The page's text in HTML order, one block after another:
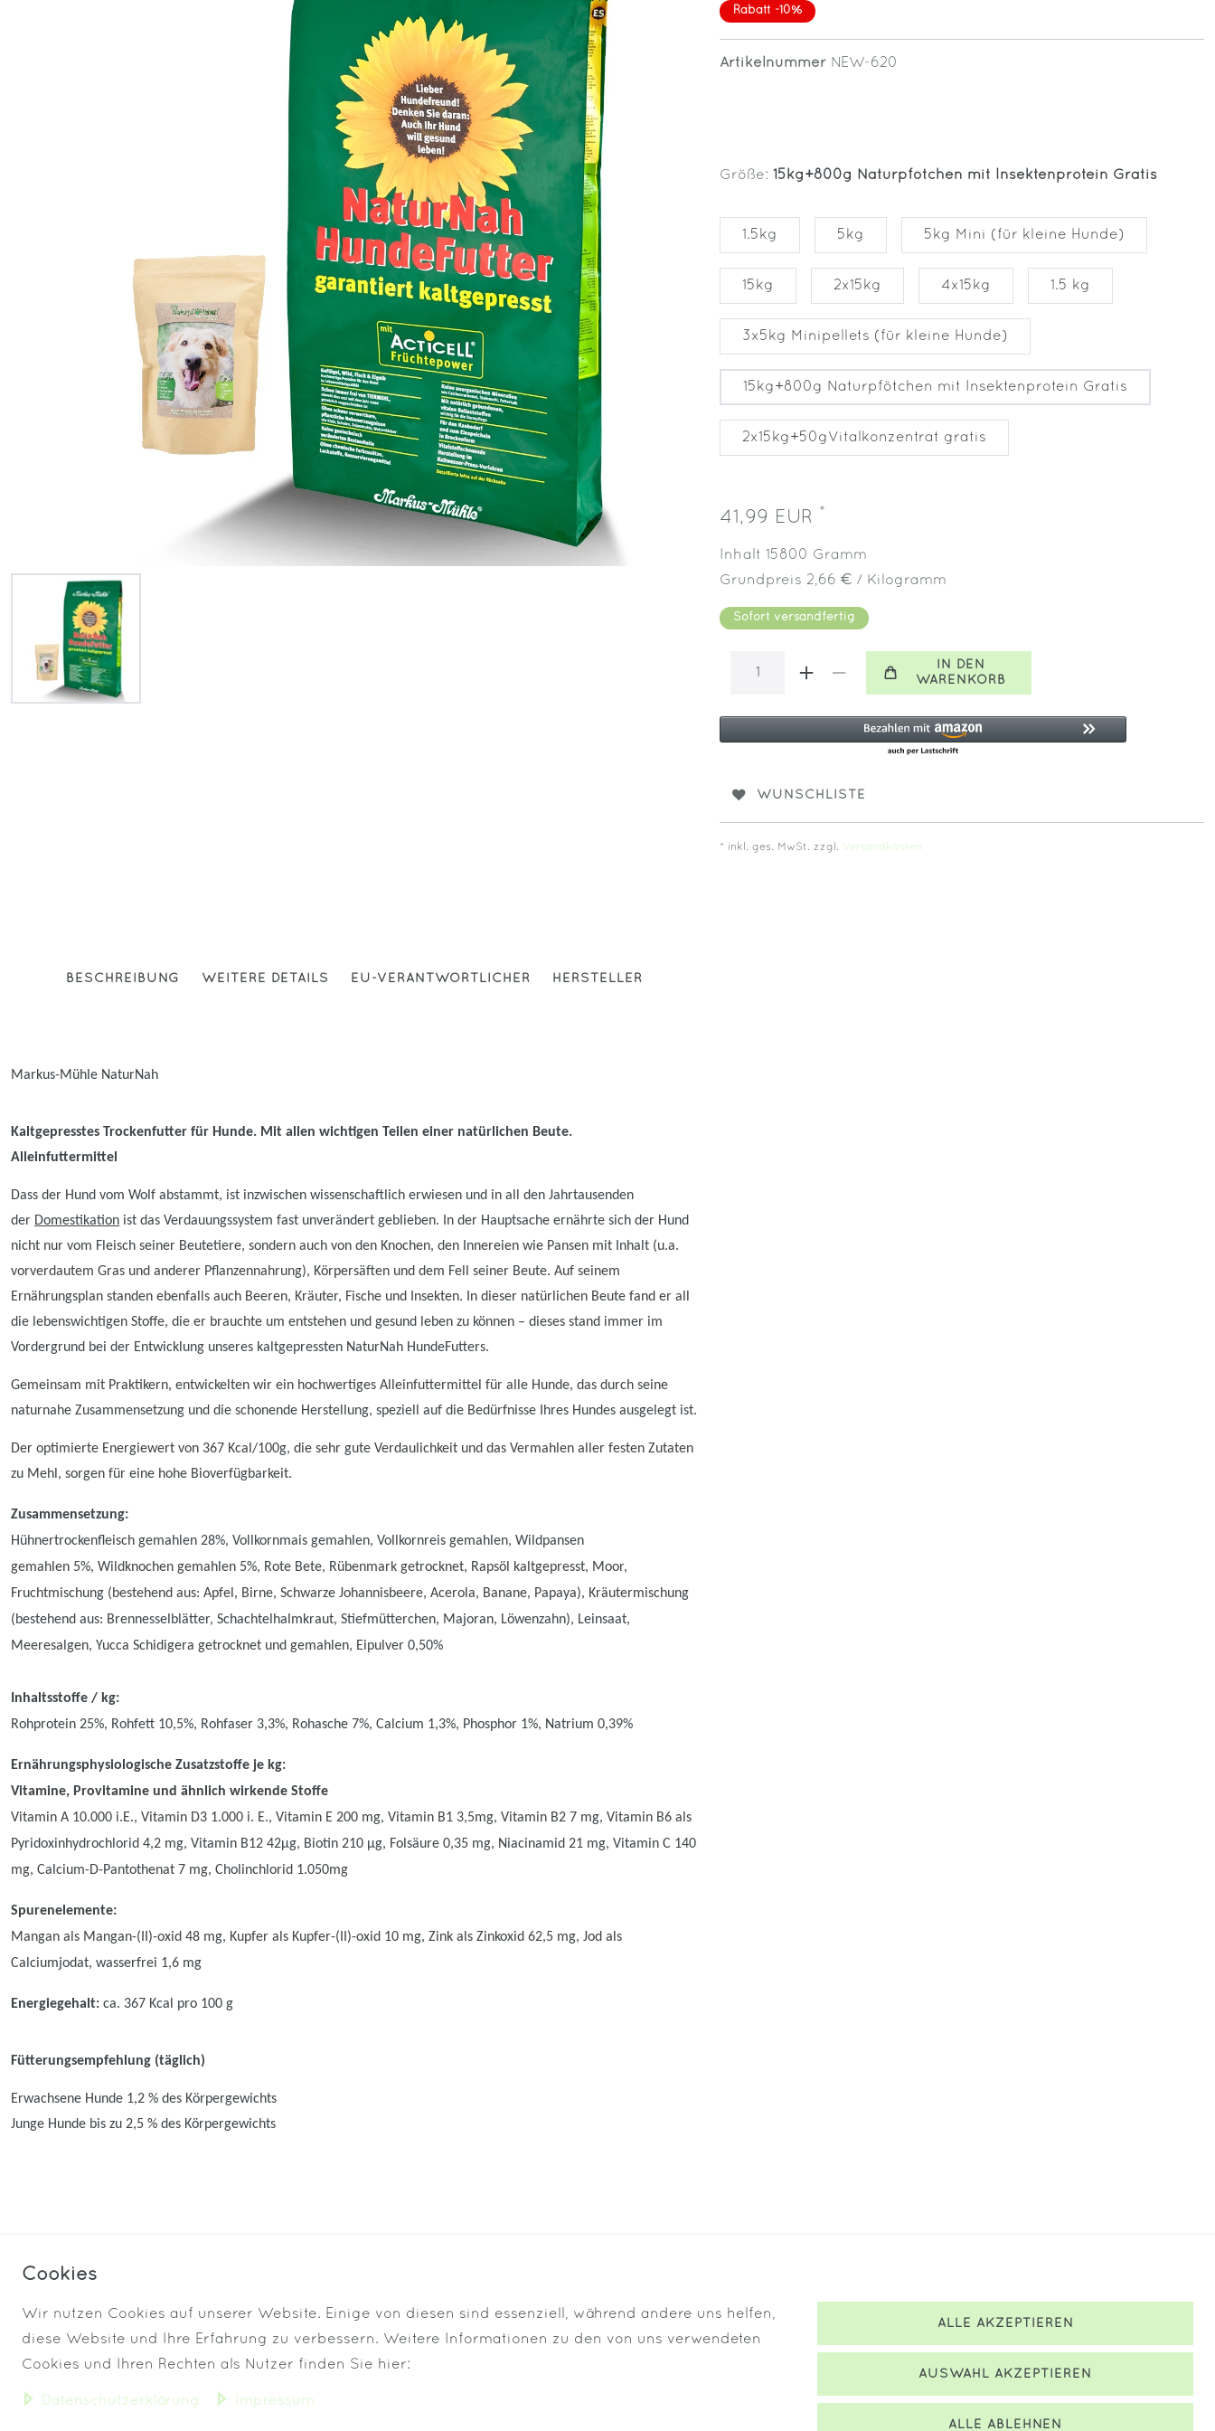
Rabatt -10%
Artikelnummer NEW-620
Größe: 15kg+800g Naturpfötchen mit Insektenprotein Gratis
1.5kg 5kg 5kg Mini (für kleine Hunde)
15kg 2x15kg 4x15kg 1.5 kg
3x5kg Minipellets (für kleine Hunde)
15kg+800g Naturpfötchen mit Insektenprotein Gratis
2x15kg+50gVitalkonzentrat gratis
41,99 EUR *
Inhalt 15800 Gramm
Grundpreis 2,66 € / Kilogramm
Sofort versandfertig
IN DEN
WARENKORB
WUNSCHLISTE
* inkl. ges. MwSt. zzgl. Versandkosten
BESCHREIBUNG WEITERE DETAILS EU-VERANTWORTLICHER HERSTELLER
Markus-Mühle NaturNah
Kaltgepresstes Trockenfutter für Hunde. Mit allen wichtigen Teilen einer natürlichen Beute.
Alleinfuttermittel
Dass der Hund vom Wolf abstammt, ist inzwischen wissenschaftlich erwiesen und in all den Jahrtausenden
der Domestikation ist das Verdauungssystem fast unverändert geblieben. In der Hauptsache ernährte sich der Hund
nicht nur vom Fleisch seiner Beutetiere, sondern auch von den Knochen, den Innereien wie Pansen mit Inhalt (u.a.
vorverdautem Gras und anderer Pflanzennahrung), Körpersäften und dem Fell seiner Beute. Auf seinem
Ernährungsplan standen ebenfalls auch Beeren, Kräuter, Fische und Insekten. In dieser natürlichen Beute fand er all
die lebenswichtigen Stoffe, die er brauchte um entstehen und gesund leben zu können – dieses stand immer im
Vordergrund bei der Entwicklung unseres kaltgepressten NaturNah HundeFutters.
Gemeinsam mit Praktikern, entwickelten wir ein hochwertiges Alleinfuttermittel für alle Hunde, das durch seine
naturnahe Zusammensetzung und die schonende Herstellung, speziell auf die Bedürfnisse Ihres Hundes ausgelegt ist.
Der optimierte Energiewert von 367 Kcal/100g, die sehr gute Verdaulichkeit und das Vermahlen aller festen Zutaten
zu Mehl, sorgen für eine hohe Bioverfügbarkeit.
Zusammensetzung:
Hühnertrockenfleisch gemahlen 28%, Vollkornmais gemahlen, Vollkornreis gemahlen, Wildpansen
gemahlen 5%, Wildknochen gemahlen 5%, Rote Bete, Rübenmark getrocknet, Rapsöl kaltgepresst, Moor,
Fruchtmischung (bestehend aus: Apfel, Birne, Schwarze Johannisbeere, Acerola, Banane, Papaya), Kräutermischung
(bestehend aus: Brennesselblätter, Schachtelhalmkraut, Stiefmütterchen, Majoran, Löwenzahn), Leinsaat,
Meeresalgen, Yucca Schidigera getrocknet und gemahlen, Eipulver 0,50%
Inhaltsstoffe / kg:
Rohprotein 25%, Rohfett 10,5%, Rohfaser 3,3%, Rohasche 7%, Calcium 1,3%, Phosphor 1%, Natrium 0,39%
Ernährungsphysiologische Zusatzstoffe je kg:
Vitamine, Provitamine und ähnlich wirkende Stoffe
Vitamin A 10.000 i.E., Vitamin D3 1.000 i. E., Vitamin E 200 mg, Vitamin B1 3,5mg, Vitamin B2 7 mg, Vitamin B6 als
Pyridoxinhydrochlorid 4,2 mg, Vitamin B12 42µg, Biotin 210 µg, Folsäure 0,35 mg, Niacinamid 21 mg, Vitamin C 140
mg, Calcium-D-Pantothenat 7 mg, Cholinchlorid 1.050mg
Spurenelemente:
Mangan als Mangan-(II)-oxid 48 mg, Kupfer als Kupfer-(II)-oxid 10 mg, Zink als Zinkoxid 62,5 mg, Jod als
Calciumjodat, wasserfrei 1,6 mg
Energiegehalt: ca. 367 Kcal pro 100 g
Fütterungsempfehlung (täglich)
Erwachsene Hunde 1,2 % des Körpergewichts
Junge Hunde bis zu 2,5 % des Körpergewichts
VERSAND BIS 13 UHR KOSTENLOSER VERSAND IMMER FRISCHE WARE!
Cookies
Wir nutzen Cookies auf unserer Website. Einige von diesen sind essenziell, während andere uns helfen,
diese Website und Ihre Erfahrung zu verbessern. Weitere Informationen zu den von uns verwendeten
Cookies und Ihren Rechten als Nutzer finden Sie hier:
Daten­schutz­erklärung Impressum
ALLE AKZEPTIEREN
AUSWAHL AKZEPTIEREN
ALLE ABLEHNEN